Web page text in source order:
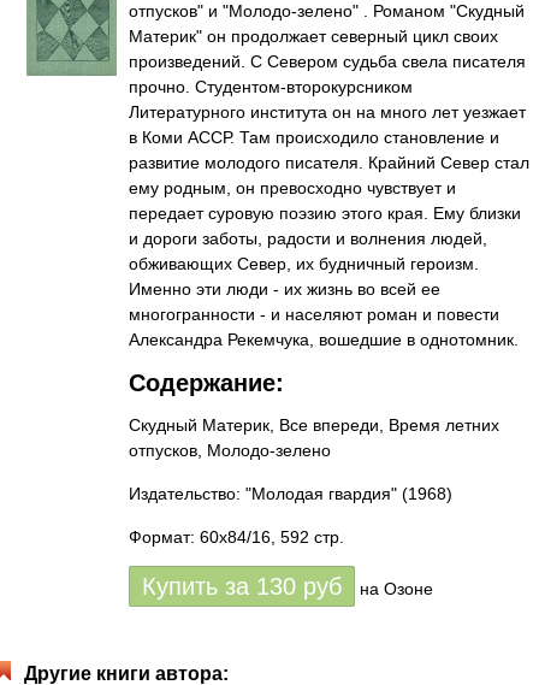
отпусков" и "Молодо-зелено" . Романом "Скудный
Материк" он продолжает северный цикл своих
произведений. С Севером судьба свела писателя
прочно. Студентом-второкурсником
Литературного института он на много лет уезжает
в Коми АССР. Там происходило становление и
развитие молодого писателя. Крайний Север стал
ему родным, он превосходно чувствует и
передает суровую поэзию этого края. Ему близки
и дороги заботы, радости и волнения людей,
обживающих Север, их будничный героизм.
Именно эти люди - их жизнь во всей ее
многогранности - и населяют роман и повести
Александра Рекемчука, вошедшие в однотомник.
Содержание:
Скудный Материк, Все впереди, Время летних
отпусков, Молодо-зелено
Издательство: "Молодая гвардия" (1968)
Формат: 60x84/16, 592 стр.
Купить за 130 руб на Озоне
Другие книги автора: